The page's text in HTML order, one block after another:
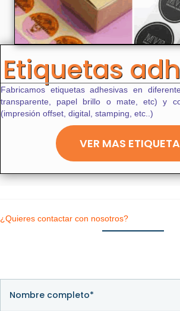
Etiquetas
Fabricamos etiquetas adhesivas en
transparente, papel brillo o mate, etc) y
(impresión offset, digital, stamping, etc..)
VER MAS
¿Quieres contactar con nosotros?